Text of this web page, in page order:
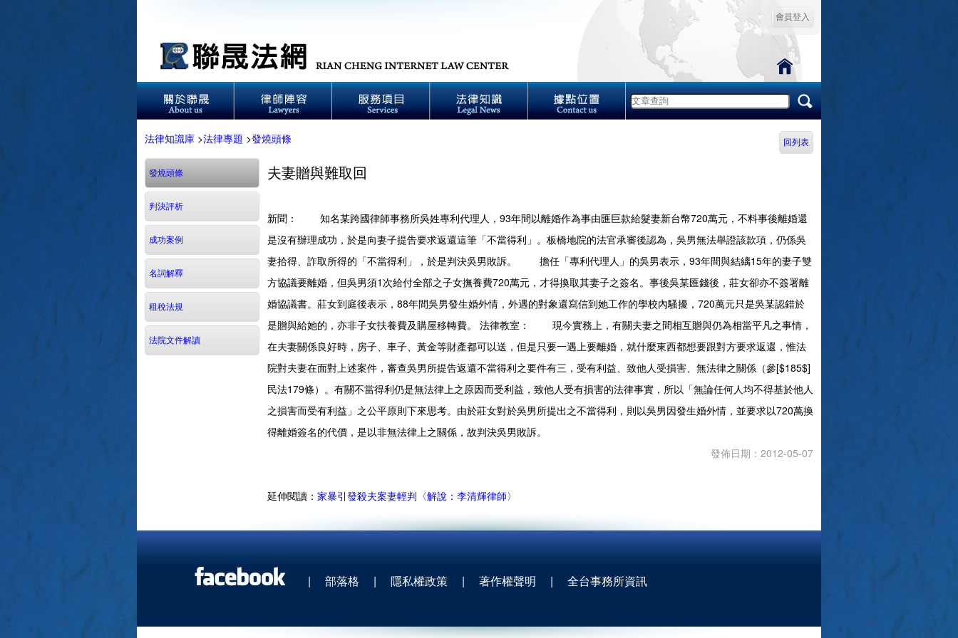
會員登入
法律知識庫 >法律專題 >發燒頭條 回列表
發燒頭條
判決評析
成功案例
名詞解釋
租稅法規
法院文件解讀
夫妻贈與難取回
新聞：
知名某跨國律師事務所吳姓專利代理人，93年間以離婚作為事由匯巨款給髮妻新台幣720萬元，不料事後離婚還
是沒有辦理成功，於是向妻子提告要求返還這筆「不當得利」。板橋地院的法官承審後認為，吳男無法舉證該款項，仍係吳
妻拾得、詐取所得的「不當得利」，於是判決吳男敗訴。 擔任「專利代理人」的吳男表示，93年間與結縭15年的妻子雙
方協議要離婚，但吳男須1次給付全部之子女撫養費720萬元，才得換取其妻子之簽名。事後吳某匯錢後，莊女卻亦不簽署離
婚協議書。莊女到庭後表示，88年間吳男發生婚外情，外遇的對象還寫信到她工作的學校內騷擾，720萬元只是吳某認錯於
是贈與給她的，亦非子女扶養費及購屋移轉費。 法律教室：
現今實務上，有關夫妻之間相互贈與仍為相當平凡之事情，
在夫妻關係良好時，房子、車子、黃金等財產都可以送，但是只要一遇上要離婚，就什麼東西都想要跟對方要求返還，惟法
院對夫妻在面對上述案件，審查吳男所提告返還不當得利之要件有三，受有利益、致他人受損害、無法律之關係（參[$185$]
民法179條）。有關不當得利仍是無法律上之原因而受利益，致他人受有損害的法律事實，所以「無論任何人均不得基於他人
之損害而受有利益」之公平原則下來思考。由於莊女對於吳男所提出之不當得利，則以吳男因發生婚外情，並要求以720萬換
得離婚簽名的代價，是以非無法律上之關係，故判決吳男敗訴。
發佈日期：2012-05-07
延伸閱讀： 家暴引發殺夫案妻輕判〈解說：李清輝律師〉
| 部落格 | 隱私權政策 | 著作權聲明 | 全台事務所資訊